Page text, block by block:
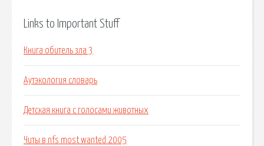
Links to Important Stuff
Книга обитель зла 3
Аутэкология словарь
Детская книга с голосами животных
Читы в nfs most wanted 2005